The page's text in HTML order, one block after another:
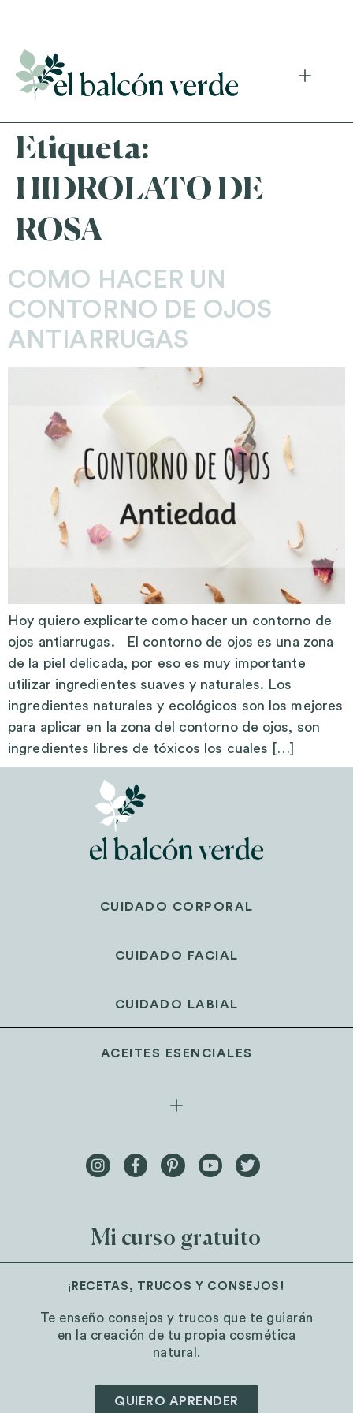
Etiqueta:
HIDROLATO DE
ROSA
COMO HACER UN
CONTORNO DE OJOS
ANTIARRUGAS
Hoy quiero explicarte como hacer un contorno de
ojos antiarrugas. El contorno de ojos es una zona
de la piel delicada, por eso es muy importante
utilizar ingredientes suaves y naturales. Los
ingredientes naturales y ecológicos son los mejores
para aplicar en la zona del contorno de ojos, son
ingredientes libres de tóxicos los cuales […]
CUIDADO CORPORAL
CUIDADO FACIAL
CUIDADO LABIAL
ACEITES ESENCIALES
Mi curso gratuito
¡RECETAS, TRUCOS Y CONSEJOS!
Te enseño consejos y trucos que te guiarán
en la creación de tu propia cosmética
natural.
QUIERO APRENDER